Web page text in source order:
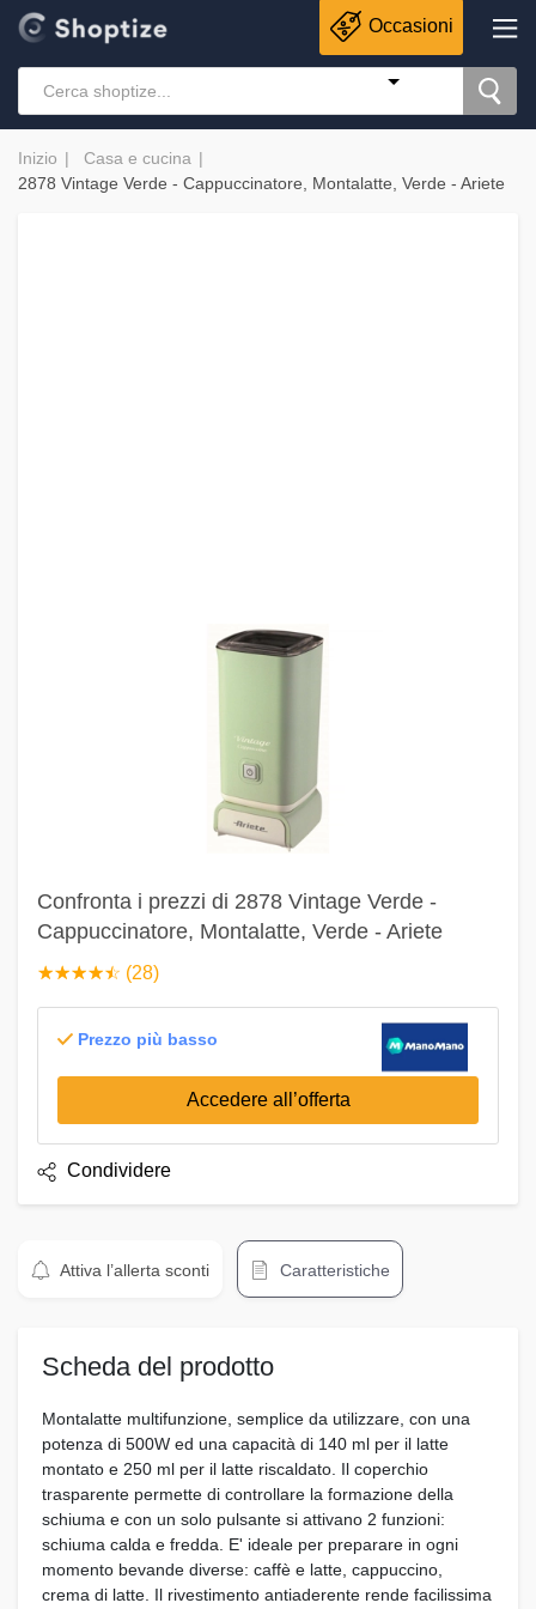
Occasioni
Inizio
Casa e cucina
2878 Vintage Verde - Cappuccinatore, Montalatte, Verde - Ariete
Confronta i prezzi di 2878 Vintage Verde -
Cappuccinatore, Montalatte, Verde - Ariete
☆☆☆☆☆
★★★★★ (28)
Prezzo più basso
Accedere all’offerta
Condividere
Attiva l’allerta sconti Caratteristiche
Scheda del prodotto
Montalatte multifunzione, semplice da utilizzare, con una
potenza di 500W ed una capacità di 140 ml per il latte
montato e 250 ml per il latte riscaldato. Il coperchio
trasparente permette di controllare la formazione della
schiuma e con un solo pulsante si attivano 2 funzioni:
schiuma calda e fredda. E' ideale per preparare in ogni
momento bevande diverse: caffè e latte, cappuccino,
crema di latte. Il rivestimento antiaderente rende facilissima